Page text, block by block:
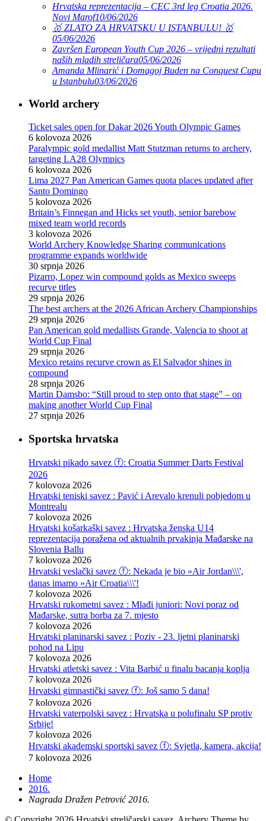
Hrvatska reprezentacija – CEC 3rd leg Croatia 2026.
Novi Marof10/06/2026
🥇 ZLATO ZA HRVATSKU U ISTANBULU! 🥇
05/06/2026
Završen European Youth Cup 2026 – vrijedni rezultati
naših mladih streličara05/06/2026
Amanda Mlinarić i Domagoj Buden na Conquest Cupu
u Istanbulu03/06/2026
World archery
Ticket sales open for Dakar 2026 Youth Olympic Games
6 kolovoza 2026
Paralympic gold medallist Matt Stutzman returns to archery,
targeting LA28 Olympics
6 kolovoza 2026
Lima 2027 Pan American Games quota places updated after
Santo Domingo
5 kolovoza 2026
Britain’s Finnegan and Hicks set youth, senior barebow
mixed team world records
3 kolovoza 2026
World Archery Knowledge Sharing communications
programme expands worldwide
30 srpnja 2026
Pizarro, Lopez win compound golds as Mexico sweeps
recurve titles
29 srpnja 2026
The best archers at the 2026 African Archery Championships
29 srpnja 2026
Pan American gold medallists Grande, Valencia to shoot at
World Cup Final
29 srpnja 2026
Mexico retains recurve crown as El Salvador shines in
compound
28 srpnja 2026
Martin Damsbo: “Still proud to step onto that stage” – on
making another World Cup Final
27 srpnja 2026
Sportska hrvatska
Hrvatski pikado savez ⓕ: Croatia Summer Darts Festival
2026
7 kolovoza 2026
Hrvatski teniski savez : Pavić i Arevalo krenuli pobjedom u
Montrealu
7 kolovoza 2026
Hrvatski košarkaški savez : Hrvatska ženska U14
reprezentacija poražena od aktualnih prvakinja Mađarske na
Slovenia Ballu
7 kolovoza 2026
Hrvatski veslački savez ⓕ: Nekada je bio »Air Jordan\\\',
danas imamo »Air Croatia\\\'!
7 kolovoza 2026
Hrvatski rukometni savez : Mlađi juniori: Novi poraz od
Mađarske, sutra borba za 7. mjesto
7 kolovoza 2026
Hrvatski planinarski savez : Poziv - 23. ljetni planinarski
pohod na Lipu
7 kolovoza 2026
Hrvatski atletski savez : Vita Barbić u finalu bacanja koplja
7 kolovoza 2026
Hrvatski gimnastički savez ⓕ: Još samo 5 dana!
7 kolovoza 2026
Hrvatski vaterpolski savez : Hrvatska u polufinalu SP protiv
Srbije!
7 kolovoza 2026
Hrvatski akademski sportski savez ⓕ: Svjetla, kamera, akcija!
7 kolovoza 2026
Home
2016.
Nagrada Dražen Petrović 2016.